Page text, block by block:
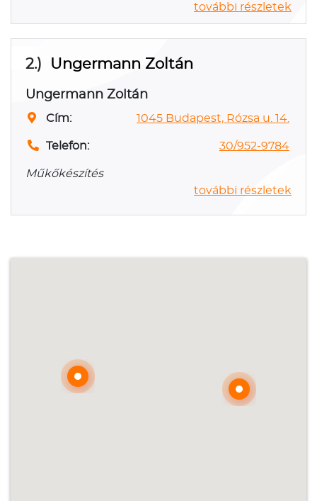
további részletek
2.) Ungermann Zoltán
Ungermann Zoltán
Cím: 1045 Budapest, Rózsa u. 14.
Telefon: 30/952-9784
Műkőkészítés
további részletek